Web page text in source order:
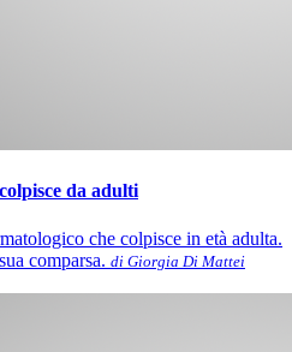
da adulti
che colpisce in età adulta.
comparsa. di Giorgia Di Mattei